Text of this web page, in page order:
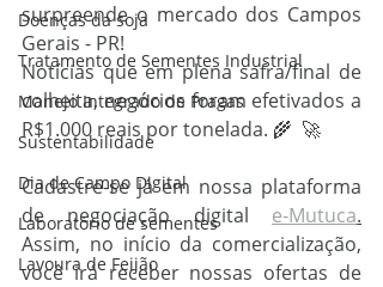
Doenças da soja
Tratamento de Sementes Industrial
Manejo Integrado de Pragas
Sustentabilidade
Dia de Campo Digital
Laboratório de sementes
Lavoura de Feijão
surpreende o mercado dos Campos
Gerais - PR!
Notícias que em plena safra/final de
colheita, negócios foram efetivados a
R$1.000 reais por tonelada. 🌾  🚀
Cadastre-se já em nossa plataforma
de negociação digital e-Mutuca.
Assim, no início da comercialização,
você irá receber nossas ofertas de